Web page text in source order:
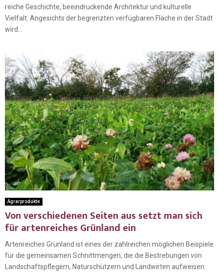
reiche Geschichte, beeindruckende Architektur und kulturelle
Vielfalt. Angesichts der begrenzten verfügbaren Fläche in der Stadt
wird...
Agrarprodukte
Von verschiedenen Seiten aus setzt man sich
für artenreiches Grünland ein
Artenreiches Grünland ist eines der zahlreichen möglichen Beispiele
für die gemeinsamen Schnittmengen, die die Bestrebungen von
Landschaftspflegern, Naturschützern und Landwirten aufweisen.